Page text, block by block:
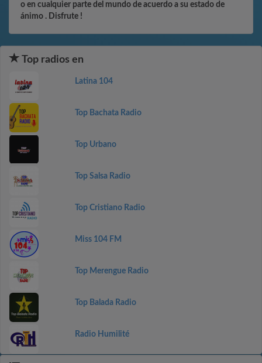
o en cualquier parte del mundo de acuerdo a su estado de
ánimo . Disfrute !
Top radios en
Latina 104
Top Bachata Radio
Top Urbano
Top Salsa Radio
Top Cristiano Radio
Miss 104 FM
Top Merengue Radio
Top Balada Radio
Radio Humilité